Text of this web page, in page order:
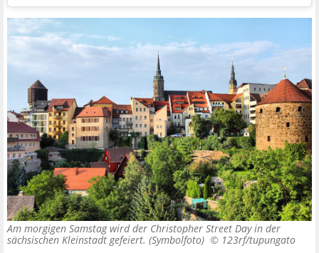
Am morgigen Samstag wird der Christopher Street Day in der
sächsischen Kleinstadt gefeiert. (Symbolfoto) © 123rf/tupungato